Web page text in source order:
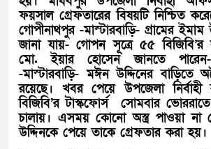
ফয়সাল গ্রেফতারের বিষয়টি নিশ্চিত
গোপীনাথপুর -মাস্টারবাড়ি- গ্রামের ইমাম
জানা যায়- গোপন সূত্রে ৫৫ বিজিবি’র
মো. ইয়ার হোসেন জানতে পারেন-
-মাস্টারবাড়ি- মঈন উদ্দিনের বাড়িতে
রয়েছে। খবর পেয়ে উপজেলা নির্বাহী
বিজিবি’র টাস্কফোর্স সোমবার
চালায়। এসময় কোনো অস্ত্র পাওয়া
উদ্দিনকে পেয়ে তাকে গ্রেফতার করা হয়।